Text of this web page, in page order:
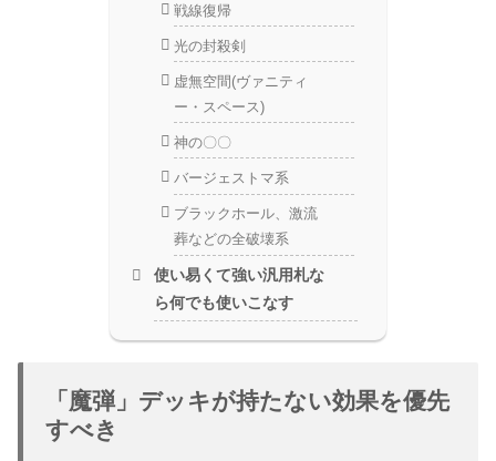
戦線復帰
光の封殺剣
虚無空間(ヴァニティ
ー・スペース)
神の〇〇
バージェストマ系
ブラックホール、激流
葬などの全破壊系
使い易くて強い汎用札な
ら何でも使いこなす
「魔弾」デッキが持たない効果を優先
すべき